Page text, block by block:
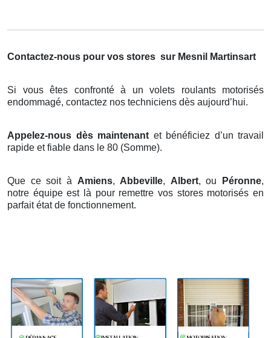
Contactez-nous pour vos stores sur Mesnil Martinsart
Si vous êtes confronté à un volets roulants motorisés
endommagé, contactez nos techniciens dès aujourd’hui.
Appelez-nous dès maintenant et bénéficiez d’un travail
rapide et fiable dans le 80 (Somme).
Que ce soit à Amiens, Abbeville, Albert, ou Péronne,
notre équipe est là pour remettre vos stores motorisés en
parfait état de fonctionnement.